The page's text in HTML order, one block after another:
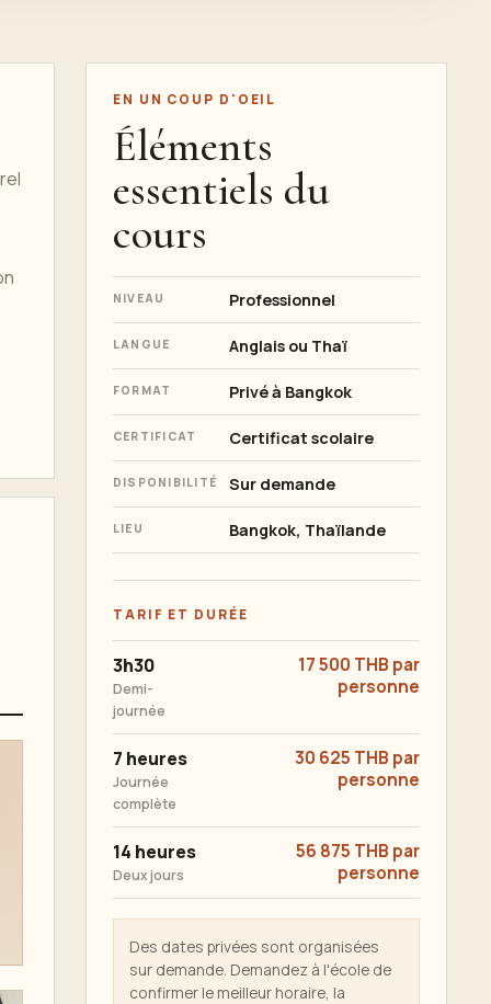
EN UN COUP D'OEIL
Éléments
essentiels du
cours
NIVEAU Professionnel
LANGUE Anglais ou Thaï
FORMAT Privé à Bangkok
CERTIFICAT Certificat scolaire
DISPONIBILITÉ Sur demande
LIEU Bangkok, Thaïlande
TARIF ET DURÉE
3h30
Demi-
journée
17 500 THB par
personne
7 heures
Journée
complète
30 625 THB par
personne
14 heures
Deux jours
56 875 THB par
personne
Des dates privées sont organisées
sur demande. Demandez à l'école de
confirmer le meilleur horaire, la